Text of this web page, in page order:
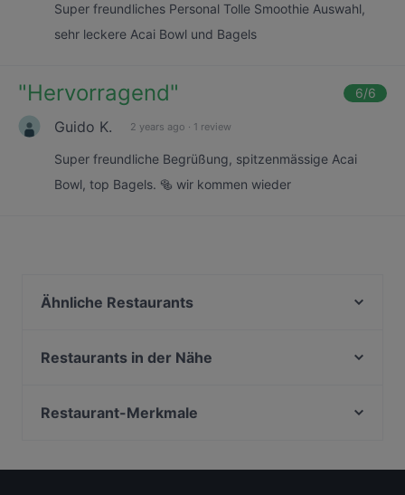
Super freundliches Personal Tolle Smoothie Auswahl,
sehr leckere Acai Bowl und Bagels
"Hervorragend" 6/6
Guido K. 2 years ago · 1 review
Super freundliche Begrüßung, spitzenmässige Acai
Bowl, top Bagels. 🥯 wir kommen wieder
Ähnliche Restaurants
Skal by Munch's Hus
Schah en Schah
Restaurants in der Nähe
Ho Lee Fook Berlin
Restaurant-Merkmale